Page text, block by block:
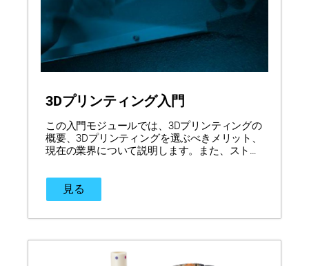
3Dプリンティング入門
この入門モジュールでは、3Dプリンティングの
概要、3Dプリンティングを選ぶべきメリット、
現在の業界について説明します。また、ストラ
ョンの概要についても説明します。
見る